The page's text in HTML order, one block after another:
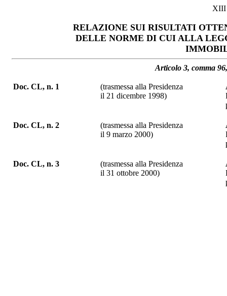
XIII
RELAZIONE SUI RISULTATI
DELLE NORME DI CUI ALLA
Articolo 3, comma
Doc. CL, n. 1
(trasmessa alla Presidenza
il 21 dicembre 1998)
Doc. CL, n. 2
(trasmessa alla Presidenza
il 9 marzo 2000)
Doc. CL, n. 3
(trasmessa alla Presidenza
il 31 ottobre 2000)